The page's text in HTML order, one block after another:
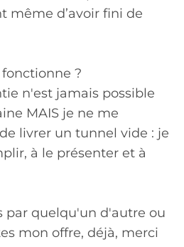
même d’avoir fini de
?
n'est jamais possible
MAIS je ne me
livrer un tunnel vide : je
à le présenter et à
par quelqu'un d'autre ou
mon offre, déjà, merci